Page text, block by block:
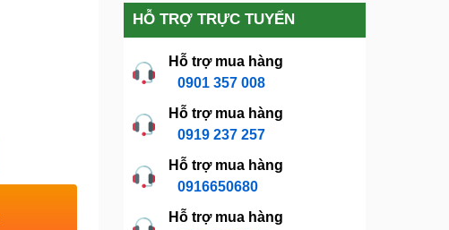
HỖ TRỢ TRỰC TUYẾN
Hỗ trợ mua hàng
0901 357 008
Hỗ trợ mua hàng
0919 237 257
Hỗ trợ mua hàng
0916650680
Hỗ trợ mua hàng